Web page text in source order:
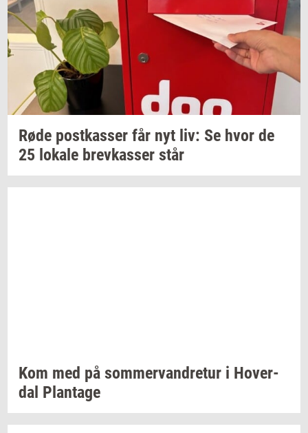
Røde po­st­kas­ser får nyt liv: Se hvor de
25 lo­ka­le brev­kas­ser står
Kom med på som­mer­van­dre­tur i Ho­ver­
dal Plan­ta­ge